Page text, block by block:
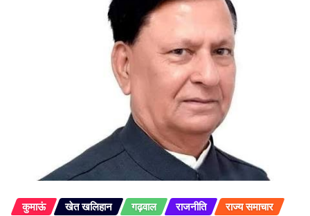
कुमाऊं खेत खलिहान गढ़वाल राजनीति राज्य समाचार